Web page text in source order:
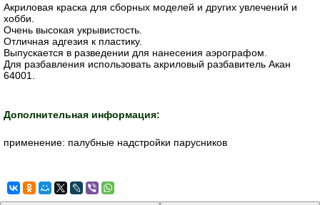
Акриловая краска для сборных моделей и других увлечений и
хобби.
Очень высокая укрывистость.
Отличная адгезия к пластику.
Выпускается в разведении для нанесения аэрографом.
Для разбавления использовать акриловый разбавитель Акан
64001.
Дополнительная информация:
применение: палубные надстройки парусников